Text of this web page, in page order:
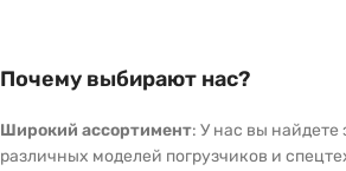
Почему выбирают нас?
Широкий ассортимент: У нас вы найдете
различных моделей погрузчиков и